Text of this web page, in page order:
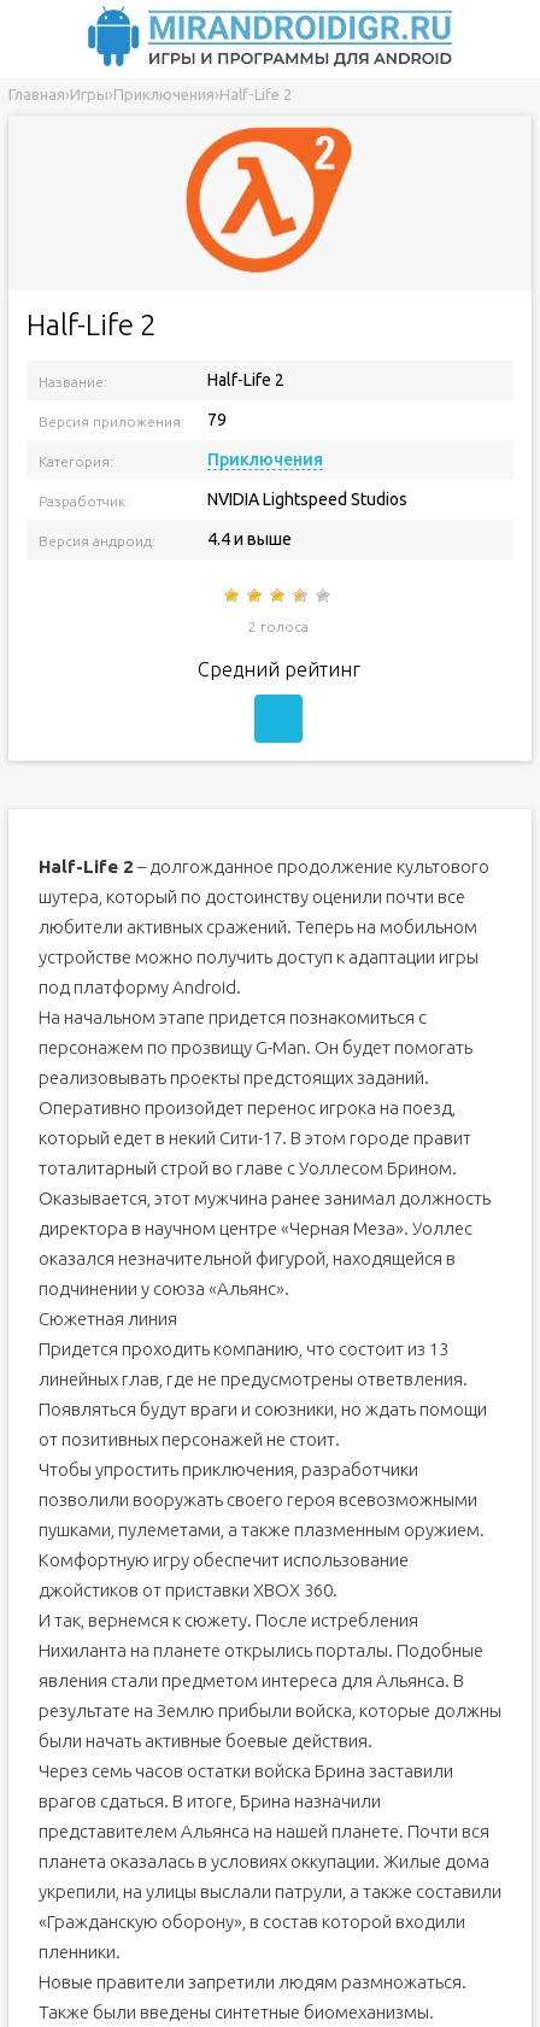
Главная›Игры›Приключения›Half-Life 2
Half-Life 2
Название: Half-Life 2
Версия приложения: 79
Категория: Приключения
Разработчик: NVIDIA Lightspeed Studios
Версия андроид: 4.4 и выше
2 голоса
Средний рейтинг
Half-Life 2 – долгожданное продолжение культового
шутера, который по достоинству оценили почти все
любители активных сражений. Теперь на мобильном
устройстве можно получить доступ к адаптации игры
под платформу Android.
На начальном этапе придется познакомиться с
персонажем по прозвищу G-Man. Он будет помогать
реализовывать проекты предстоящих заданий.
Оперативно произойдет перенос игрока на поезд,
который едет в некий Сити-17. В этом городе правит
тоталитарный строй во главе с Уоллесом Брином.
Оказывается, этот мужчина ранее занимал должность
директора в научном центре «Черная Меза». Уоллес
оказался незначительной фигурой, находящейся в
подчинении у союза «Альянс».
Сюжетная линия
Придется проходить компанию, что состоит из 13
линейных глав, где не предусмотрены ответвления.
Появляться будут враги и союзники, но ждать помощи
от позитивных персонажей не стоит.
Чтобы упростить приключения, разработчики
позволили вооружать своего героя всевозможными
пушками, пулеметами, а также плазменным оружием.
Комфортную игру обеспечит использование
джойстиков от приставки XBOX 360.
И так, вернемся к сюжету. После истребления
Нихиланта на планете открылись порталы. Подобные
явления стали предметом интереса для Альянса. В
результате на Землю прибыли войска, которые должны
были начать активные боевые действия.
Через семь часов остатки войска Брина заставили
врагов сдаться. В итоге, Брина назначили
представителем Альянса на нашей планете. Почти вся
планета оказалась в условиях оккупации. Жилые дома
укрепили, на улицы выслали патрули, а также составили
«Гражданскую оборону», в состав которой входили
пленники.
Новые правители запретили людям размножаться.
Также были введены синтетные биомеханизмы.